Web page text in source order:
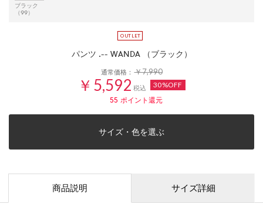
ブラック
（99）
パンツ .-- WANDA （ブラック）
通常価格：￥7,990
￥5,592 税込 30%OFF
55 ポイント還元
サイズ・色を選ぶ
商品説明 サイズ詳細